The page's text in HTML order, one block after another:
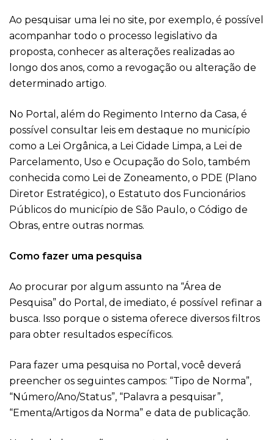
Ao pesquisar uma lei no site, por exemplo, é possível
acompanhar todo o processo legislativo da
proposta, conhecer as alterações realizadas ao
longo dos anos, como a revogação ou alteração de
determinado artigo.
No Portal, além do Regimento Interno da Casa, é
possível consultar leis em destaque no município
como a Lei Orgânica, a Lei Cidade Limpa, a Lei de
Parcelamento, Uso e Ocupação do Solo, também
conhecida como Lei de Zoneamento, o PDE (Plano
Diretor Estratégico), o Estatuto dos Funcionários
Públicos do município de São Paulo, o Código de
Obras, entre outras normas.
Como fazer uma pesquisa
Ao procurar por algum assunto na “Área de
Pesquisa” do Portal, de imediato, é possível refinar a
busca. Isso porque o sistema oferece diversos filtros
para obter resultados específicos.
Para fazer uma pesquisa no Portal, você deverá
preencher os seguintes campos: “Tipo de Norma”,
“Número/Ano/Status”, “Palavra a pesquisar”,
“Ementa/Artigos da Norma” e data de publicação.